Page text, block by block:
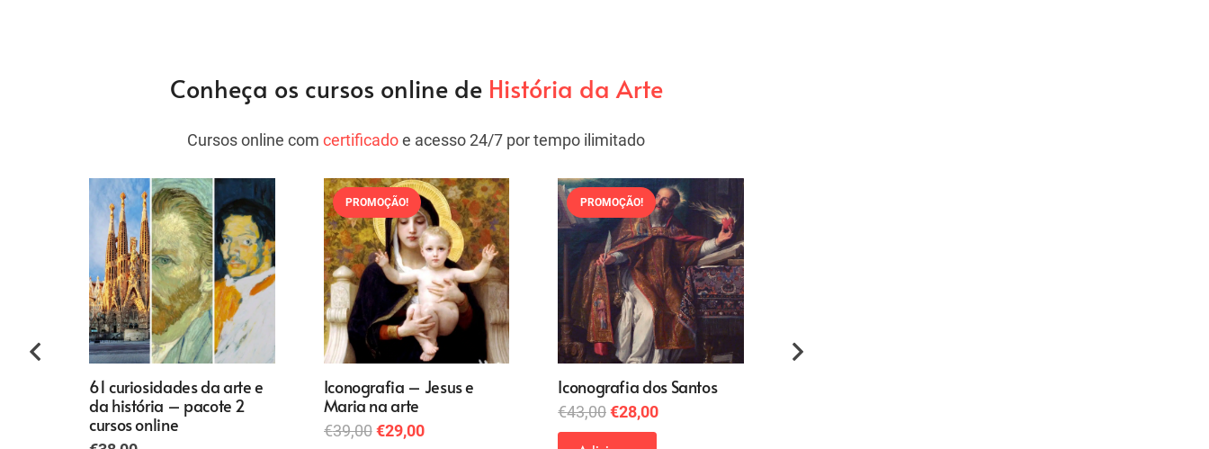
Conheça os cursos online de História da Arte
Cursos online comcertificadoe acesso 24/7 por tempo ilimitado
61 curiosidades da arte e
da história – pacote 2
cursos online
PROMOÇÃO!
Iconografia – Jesus e
Maria na arte
€39,00 O
€29,00O
PROMOÇÃO!
Iconografia dos Santos
€43,00O
preço
€28,00O